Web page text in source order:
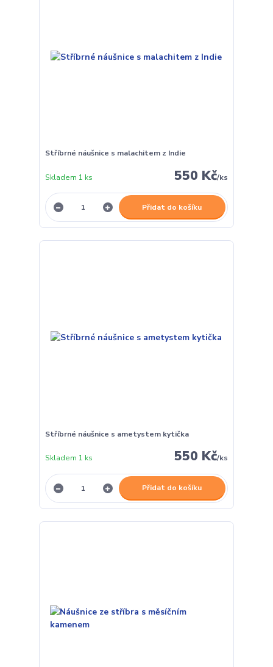
Stříbrné náušnice s malachitem z Indie
550 Kč/ks
Skladem 1 ks
Přidat do košíku
Stříbrné náušnice s ametystem kytička
550 Kč/ks
Skladem 1 ks
Přidat do košíku